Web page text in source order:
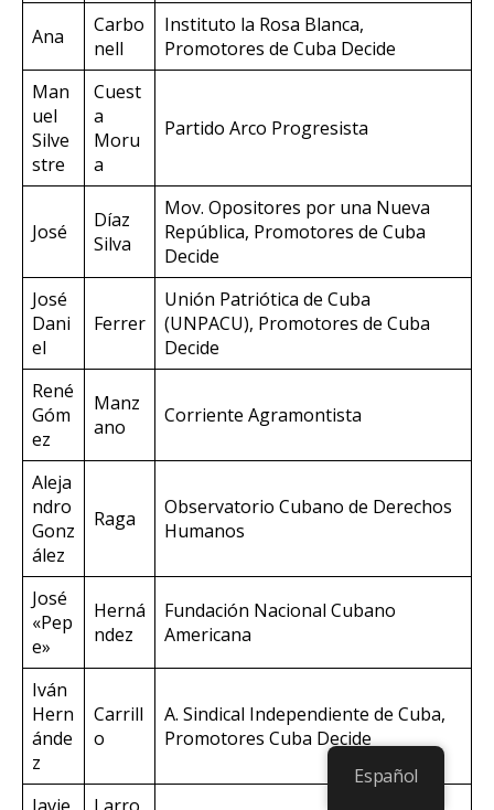
Ana
Carbo
nell
Instituto la Rosa Blanca,
Promotores de Cuba Decide
Man
uel
Silve
stre
Cuest
a
Moru
a
Partido Arco Progresista
José
Díaz
Silva
Mov. Opositores por una Nueva
República, Promotores de Cuba
Decide
José
Dani
el
Ferrer
Unión Patriótica de Cuba
(UNPACU), Promotores de Cuba
Decide
René
Góm
ez
Manz
ano
Corriente Agramontista
Aleja
ndro
Gonz
ález
Raga
Observatorio Cubano de Derechos
Humanos
José
«Pep
e»
Herná
ndez
Fundación Nacional Cubano
Americana
Iván
Hern
ánde
z
Carrill
o
A. Sindical Independiente de Cuba,
Promotores Cuba Decide
Español